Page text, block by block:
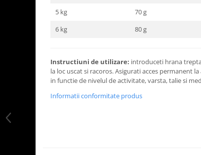
5 kg
70 g
6 kg
80 g
Instructiuni de utilizare: introduceti hrana
la loc uscat si racoros. Asigurati acces permanent
in functie de nivelul de activitate, varsta, talie si
Informatii conformitate produs